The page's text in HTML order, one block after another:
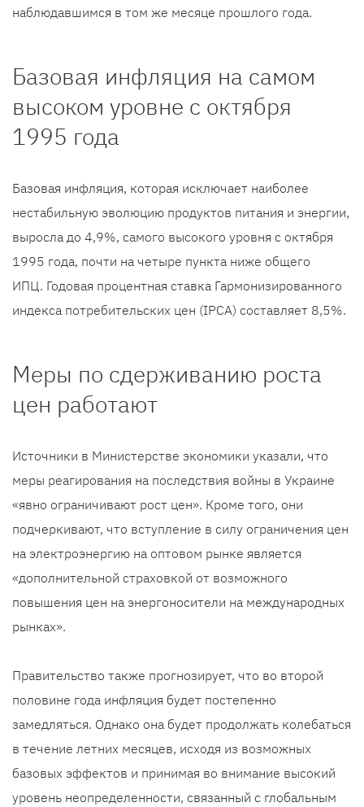
наблюдавшимся в том же месяце прошлого года.
Базовая инфляция на самом
высоком уровне с октября
1995 года
Базовая инфляция, которая исключает наиболее
нестабильную эволюцию продуктов питания и энергии,
выросла до 4,9%, самого высокого уровня с октября
1995 года, почти на четыре пункта ниже общего
ИПЦ. Годовая процентная ставка Гармонизированного
индекса потребительских цен (IPCA) составляет 8,5%.
Меры по сдерживанию роста
цен работают
Источники в Министерстве экономики указали, что
меры реагирования на последствия войны в Украине
«явно ограничивают рост цен». Кроме того, они
подчеркивают, что вступление в силу ограничения цен
на электроэнергию на оптовом рынке является
«дополнительной страховкой от возможного
повышения цен на энергоносители на международных
рынках».
Правительство также прогнозирует, что во второй
половине года инфляция будет постепенно
замедляться. Однако она будет продолжать колебаться
в течение летних месяцев, исходя из возможных
базовых эффектов и принимая во внимание высокий
уровень неопределенности, связанный с глобальным